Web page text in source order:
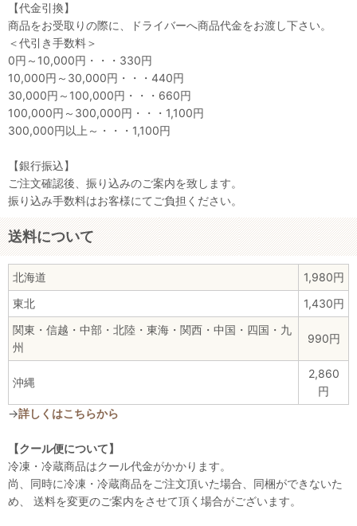
【代金引換】
商品をお受取りの際に、ドライバーへ商品代金をお渡し下さい。
＜代引き手数料＞
0円～10,000円・・・330円
10,000円～30,000円・・・440円
30,000円～100,000円・・・660円
100,000円～300,000円・・・1,100円
300,000円以上～・・・1,100円
【銀行振込】
ご注文確認後、振り込みのご案内を致します。
振り込み手数料はお客様にてご負担ください。
送料について
北海道
1,980円
東北
1,430円
関東・信越・中部・北陸・東海・関西・中国・四国・九
州
990円
沖縄
2,860
円
→詳しくはこちらから
【クール便について】
冷凍・冷蔵商品はクール代金がかかります。
尚、同時に冷凍・冷蔵商品をご注文頂いた場合、同梱ができないた
め、 送料を変更のご案内をさせて頂く場合がございます。